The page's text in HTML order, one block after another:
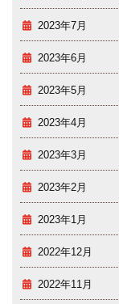
2023年7月
2023年6月
2023年5月
2023年4月
2023年3月
2023年2月
2023年1月
2022年12月
2022年11月